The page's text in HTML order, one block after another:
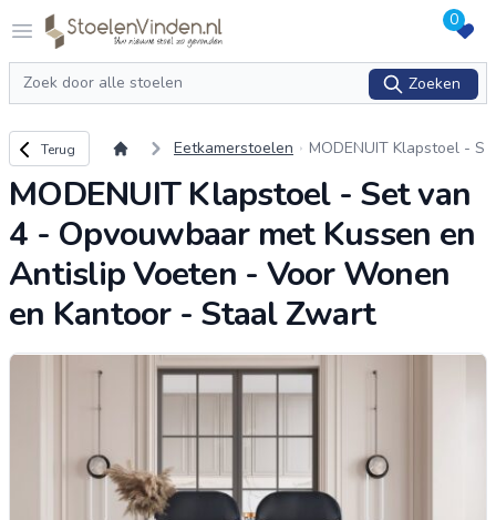
Open menu
Logo stoelenvinden.nl 0
Zoeken
Zoeken
Terug naar overzicht
Terug Eetkamerstoelen
MODENUIT Klapstoel - S
met Kussen en Antislip V
Kantoor -...
MODENUIT Klapstoel - Set van
4 - Opvouwbaar met Kussen en
Antislip Voeten - Voor Wonen
en Kantoor - Staal Zwart